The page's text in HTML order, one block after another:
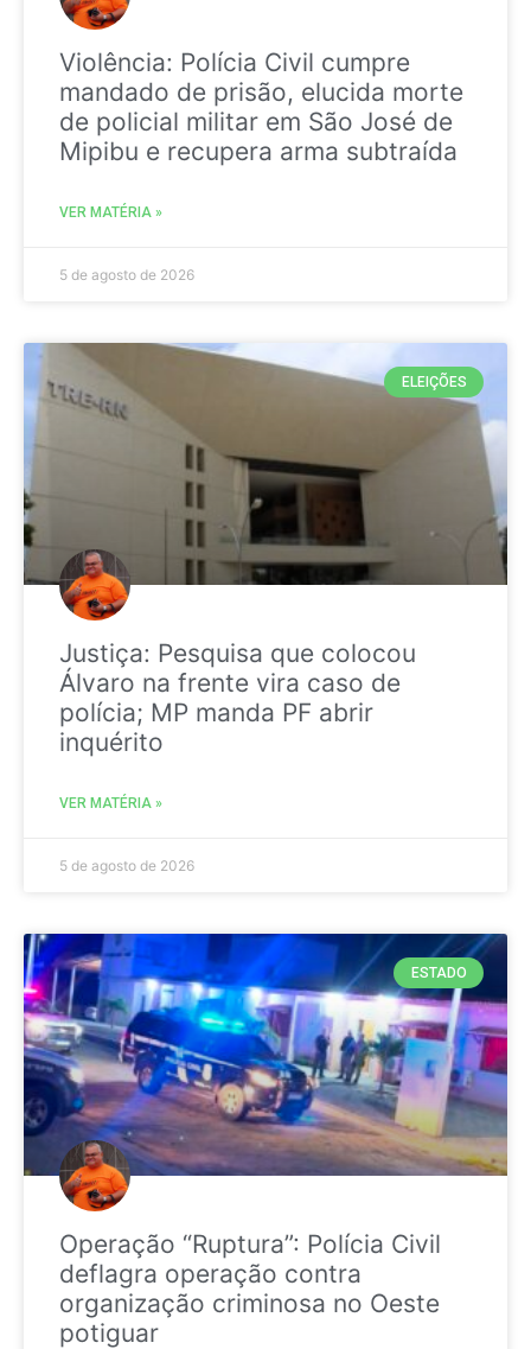
Violência: Polícia Civil cumpre
mandado de prisão, elucida morte
de policial militar em São José de
Mipibu e recupera arma subtraída
VER MATÉRIA »
5 de agosto de 2026
ELEIÇÕES
Justiça: Pesquisa que colocou
Álvaro na frente vira caso de
polícia; MP manda PF abrir
inquérito
VER MATÉRIA »
5 de agosto de 2026
ESTADO
Operação “Ruptura”: Polícia Civil
deflagra operação contra
organização criminosa no Oeste
potiguar